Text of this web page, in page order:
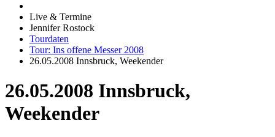
Live & Termine
Jennifer Rostock
Tourdaten
Tour: Ins offene Messer 2008
26.05.2008 Innsbruck, Weekender
26.05.2008 Innsbruck,
Weekender